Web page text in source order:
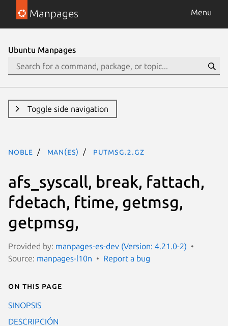
Manpages Menu
Ubuntu Manpages
Toggle side navigation
noble man(es) putmsg.2.gz
afs_syscall, break, fattach,
fdetach, ftime, getmsg,
getpmsg,
Provided by: manpages-es-dev (Version: 4.21.0-2)
Source: manpages-l10n Report a bug
On this page
SINOPSIS
DESCRIPCIÓN